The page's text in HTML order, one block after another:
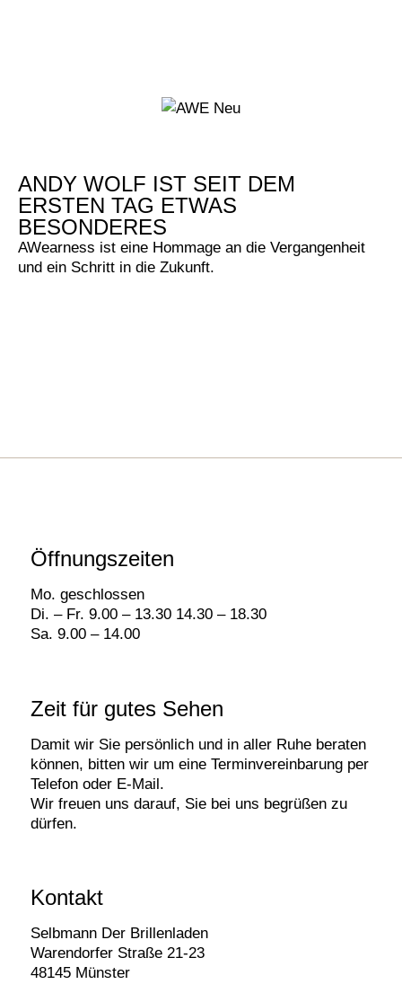
ANDY WOLF IST SEIT DEM
ERSTEN TAG ETWAS
BESONDERES
AWearness ist eine Hommage an die Vergangenheit
und ein Schritt in die Zukunft.
Öffnungszeiten
Mo. geschlossen
Di. – Fr. 9.00 – 13.30 14.30 – 18.30
Sa. 9.00 – 14.00
Zeit für gutes Sehen
Damit wir Sie persönlich und in aller Ruhe beraten
können, bitten wir um eine Terminvereinbarung per
Telefon oder E-Mail.
Wir freuen uns darauf, Sie bei uns begrüßen zu
dürfen.
Kontakt
Selbmann Der Brillenladen
Warendorfer Straße 21-23
48145 Münster